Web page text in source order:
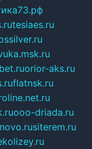
tesiaes.ru
orior-aks.ru
flatnsk.ru
ooo-driada.ru
siterem.ru